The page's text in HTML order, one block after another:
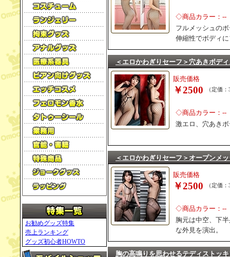
お勧めグッズ特集
売上ランキング
グッズ初心者HOWTO
◇商品カラー：--
フルメッシュの
伸縮性でボディ
＜エロかわぎりセーフ＞穴あきボデ
販売価格
￥2500 （定価
◇商品カラー：--
激エロ、穴あき
＜エロかわぎりセーフ＞オープンメ
販売価格
￥2500 （定価
◇商品カラー：--
胸元は中空、下
な外見を演出。
胸の高鳴りを思わせるテディストッ